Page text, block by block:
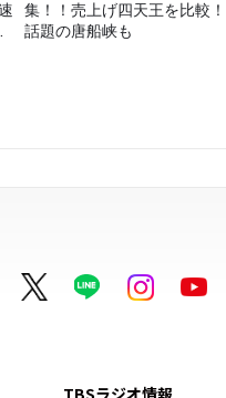
集！！売上げ四天王を比較！
話題の唐船峡も
TBSラジオ情報